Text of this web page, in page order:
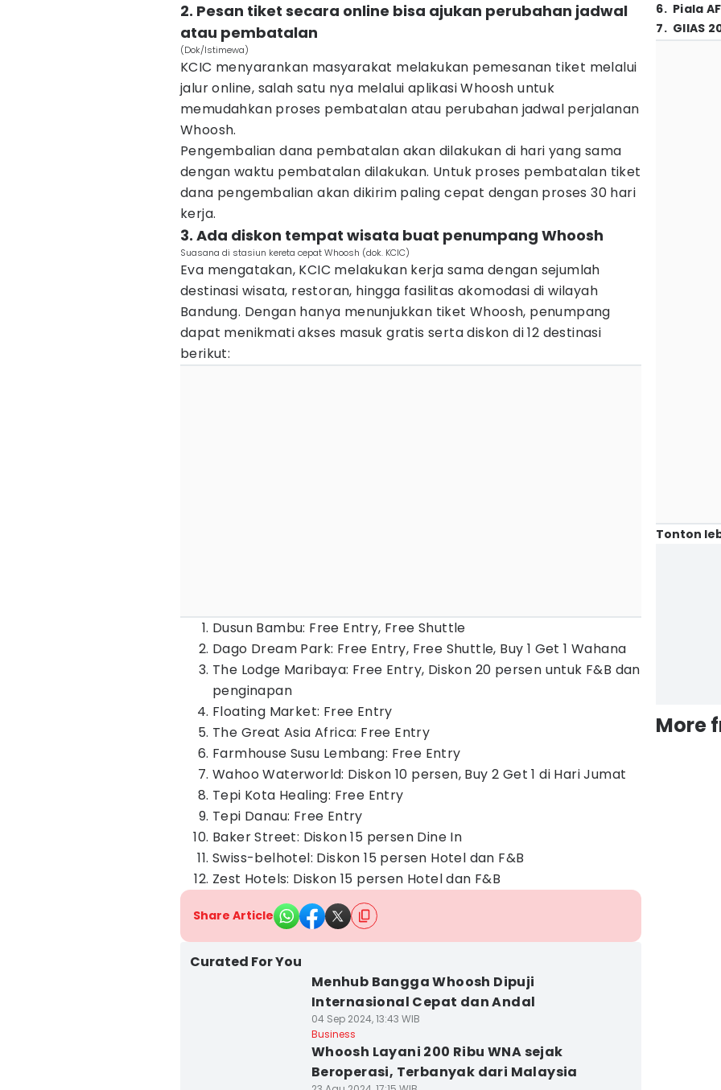
2. Pesan tiket secara online bisa ajukan perubahan jadwal
atau pembatalan
(Dok/Istimewa)
KCIC menyarankan masyarakat melakukan pemesanan tiket melalui
jalur online, salah satu nya melalui aplikasi Whoosh untuk
memudahkan proses pembatalan atau perubahan jadwal perjalanan
Whoosh.
Pengembalian dana pembatalan akan dilakukan di hari yang sama
dengan waktu pembatalan dilakukan. Untuk proses pembatalan tiket
dana pengembalian akan dikirim paling cepat dengan proses 30 hari
kerja.
3. Ada diskon tempat wisata buat penumpang Whoosh
Suasana di stasiun kereta cepat Whoosh (dok. KCIC)
Eva mengatakan, KCIC melakukan kerja sama dengan sejumlah
destinasi wisata, restoran, hingga fasilitas akomodasi di wilayah
Bandung. Dengan hanya menunjukkan tiket Whoosh, penumpang
dapat menikmati akses masuk gratis serta diskon di 12 destinasi
berikut:
Dusun Bambu: Free Entry, Free Shuttle
Dago Dream Park: Free Entry, Free Shuttle, Buy 1 Get 1 Wahana
The Lodge Maribaya: Free Entry, Diskon 20 persen untuk F&B dan
penginapan
Floating Market: Free Entry
The Great Asia Africa: Free Entry
Farmhouse Susu Lembang: Free Entry
Wahoo Waterworld: Diskon 10 persen, Buy 2 Get 1 di Hari Jumat
Tepi Kota Healing: Free Entry
Tepi Danau: Free Entry
Baker Street: Diskon 15 persen Dine In
Swiss-belhotel: Diskon 15 persen Hotel dan F&B
Zest Hotels: Diskon 15 persen Hotel dan F&B
Share Article
Curated For You
Menhub Bangga Whoosh Dipuji
Internasional Cepat dan Andal
04 Sep 2024, 13:43 WIB
Business
Whoosh Layani 200 Ribu WNA sejak
Beroperasi, Terbanyak dari Malaysia
6. Piala
7. GIIAS
Tonton
More